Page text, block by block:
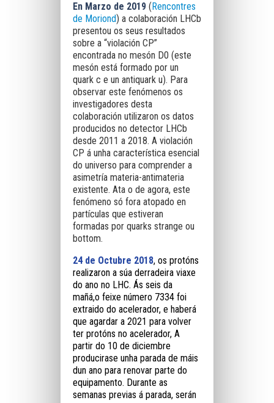
En Marzo de 2019(Rencontres
de Moriond) a colaboración LHCb
presentou os seus resultados
sobre a “violación CP”
encontrada no mesón D0 (este
mesón está formado por un
quark c e un antiquark u). Para
observar este fenómenos os
investigadores desta
colaboración utilizaron os datos
producidos no detector LHCb
desde 2011 a 2018. A violación
CP á unha característica esencial
do universo para comprender a
asimetría materia-antimateria
existente. Ata o de agora, este
fenómeno só fora atopado en
partículas que estiveran
formadas por quarks strange ou
bottom.
24 de Octubre 2018, os protóns
realizaron a súa derradeira viaxe
do ano no LHC. Ás seis da
mañá,o feixe número 7334 foi
extraido do acelerador, e haberá
que agardar a 2021 para volver
ter protóns no acelerador, A
partir do 10 de diciembre
producirase unha parada de máis
dun ano para renovar parte do
equipamento. Durante as
semanas previas á parada, serán